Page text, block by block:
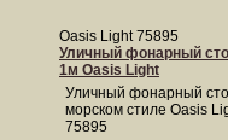
Oasis Light 75895
Уличный фонарный
1м Oasis Light
Уличный фонарный
морском стиле Oasis
75895